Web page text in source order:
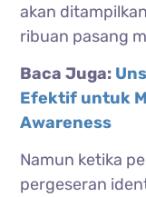
akan
ribuan pasang
Baca Juga:
Efektif untuk
Awareness
Namun ketika
pergeseran